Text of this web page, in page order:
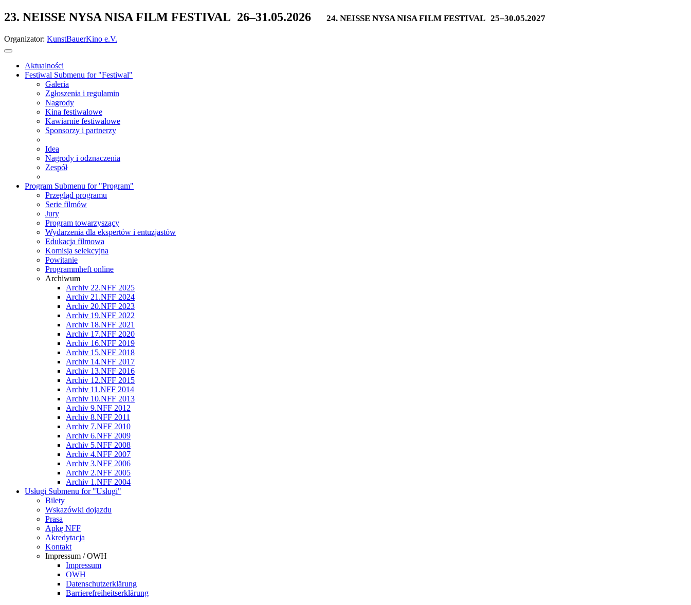
23. NEISSE NYSA NISA FILM FESTIVAL 26–31.05.2026 24. NEISSE NYSA NISA FILM FESTIVAL 25–30.05.2027
Organizator: KunstBauerKino e.V.
Aktualności
Festiwal Submenu for "Festiwal"
Galeria
Zgłoszenia i regulamin
Nagrody
Kina festiwalowe
Kawiarnie festiwalowe
Sponsorzy i partnerzy
Idea
Nagrody i odznaczenia
Zespół
Program Submenu for "Program"
Przegląd programu
Serie filmów
Jury
Program towarzyszący
Wydarzenia dla ekspertów i entuzjastów
Edukacja filmowa
Komisja selekcyjna
Powitanie
Programmheft online
Archiwum
Archiv 22.NFF 2025
Archiv 21.NFF 2024
Archiv 20.NFF 2023
Archiv 19.NFF 2022
Archiv 18.NFF 2021
Archiv 17.NFF 2020
Archiv 16.NFF 2019
Archiv 15.NFF 2018
Archiv 14.NFF 2017
Archiv 13.NFF 2016
Archiv 12.NFF 2015
Archiv 11.NFF 2014
Archiv 10.NFF 2013
Archiv 9.NFF 2012
Archiv 8.NFF 2011
Archiv 7.NFF 2010
Archiv 6.NFF 2009
Archiv 5.NFF 2008
Archiv 4.NFF 2007
Archiv 3.NFF 2006
Archiv 2.NFF 2005
Archiv 1.NFF 2004
Usługi Submenu for "Usługi"
Bilety
Wskazówki dojazdu
Prasa
Apkę NFF
Akredytacja
Kontakt
Impressum / OWH
Impressum
OWH
Datenschutzerklärung
Barrierefreiheitserklärung